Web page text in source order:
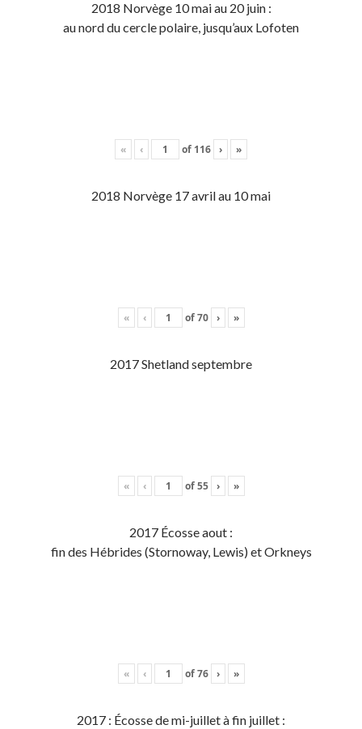
2018 Norvège 10 mai au 20 juin :
au nord du cercle polaire, jusqu’aux Lofoten
« ‹ of 116 › »
2018 Norvège 17 avril au 10 mai
« ‹ of70 › »
2017 Shetland septembre
« ‹ of55 › »
2017 Écosse aout :
fin des Hébrides (Stornoway, Lewis) et Orkneys
« ‹ of76 › »
2017 : Écosse de mi-juillet à fin juillet :